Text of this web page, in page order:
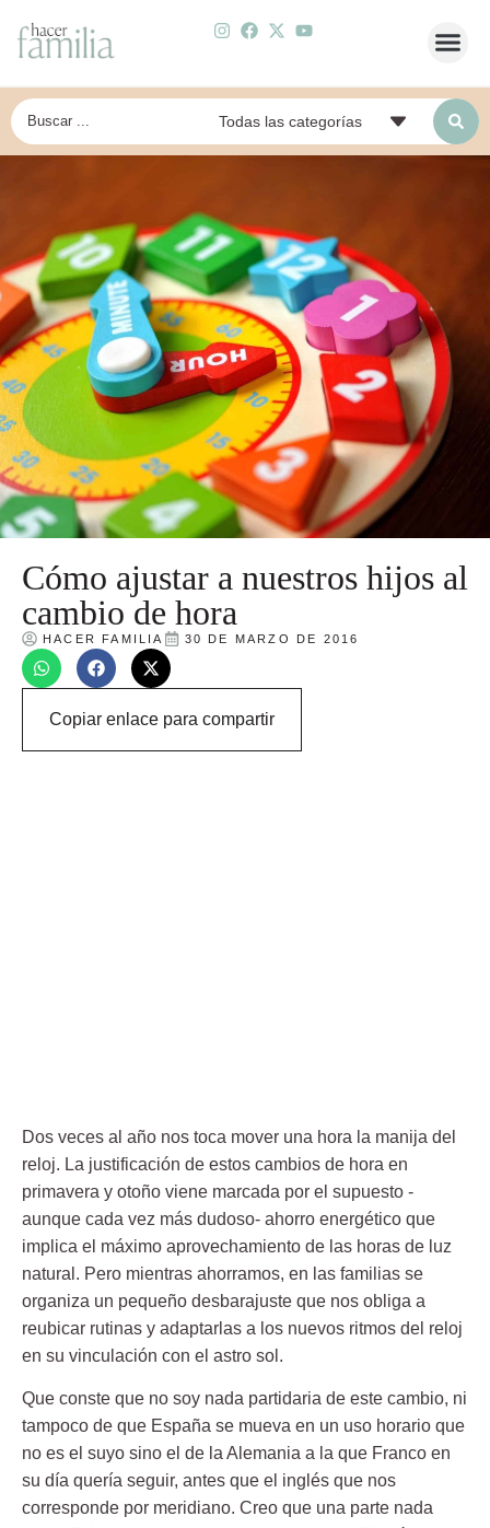
Cómo ajustar a nuestros hijos al
cambio de hora
HACER FAMILIA 30 DE MARZO DE 2016
Copiar enlace para compartir
Dos veces al año nos toca mover una hora la manija del
reloj. La justificación de estos cambios de hora en
primavera y otoño viene marcada por el supuesto -
aunque cada vez más dudoso- ahorro energético que
implica el máximo aprovechamiento de las horas de luz
natural. Pero mientras ahorramos, en las familias se
organiza un pequeño desbarajuste que nos obliga a
reubicar rutinas y adaptarlas a los nuevos ritmos del reloj
en su vinculación con el astro sol.
Que conste que no soy nada partidaria de este cambio, ni
tampoco de que España se mueva en un uso horario que
no es el suyo sino el de la Alemania a la que Franco en
su día quería seguir, antes que el inglés que nos
corresponde por meridiano. Creo que una parte nada